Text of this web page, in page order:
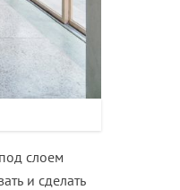
слоем
и сделать